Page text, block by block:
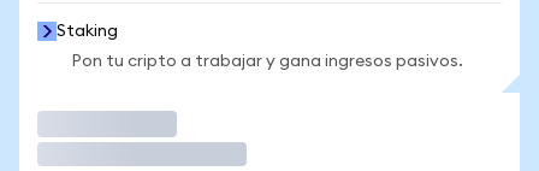
Staking
Pon tu cripto a trabajar y gana ingresos pasivos.